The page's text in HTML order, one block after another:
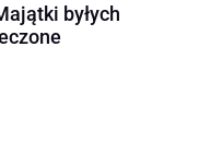
byłych